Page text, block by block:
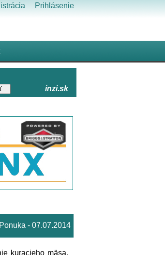
Prihlásenie
inzi.sk
- 07.07.2014
kuracieho mäsa.